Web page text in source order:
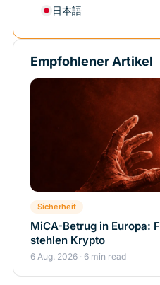
日本語
Empfohlener Artikel
Sicherheit
MiCA-Betrug in Europa:
stehlen Krypto
6 Aug. 2026 · 6 min read